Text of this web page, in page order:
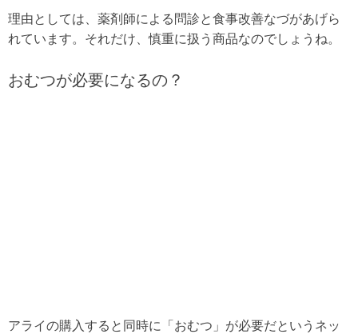
理由としては、薬剤師による問診と食事改善なづがあげら
れています。それだけ、慎重に扱う商品なのでしょうね。
おむつが必要になるの？
アライの購入すると同時に「おむつ」が必要だというネッ